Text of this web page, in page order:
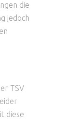
die
jedoch
TSV
diese